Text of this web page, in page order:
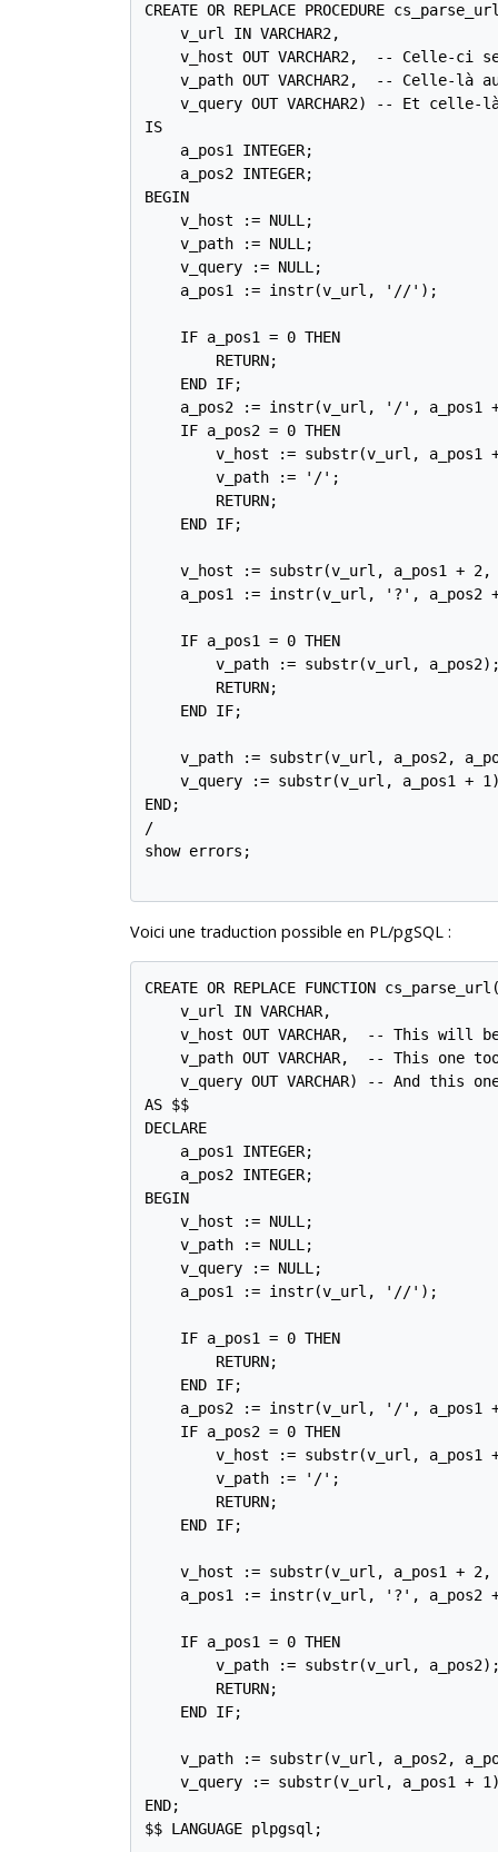
CREATE OR REPLACE PROCEDURE
    v_url IN VARCHAR2,
v_host OUT VARCHAR2,  -- Celle-ci
v_path OUT VARCHAR2,  -- Celle-là
v_query OUT VARCHAR2) -- Et celle-
IS
    a_pos1 INTEGER;
    a_pos2 INTEGER;
BEGIN
    v_host := NULL;
    v_path := NULL;
    v_query := NULL;
    a_pos1 := instr(v_url, '//');
    IF a_pos1 = 0 THEN
        RETURN;
    END IF;
a_pos2 := instr(v_url, '/', a_pos1
    IF a_pos2 = 0 THEN
v_host := substr(v_url, a_pos1
        v_path := '/';
        RETURN;
    END IF;
v_host := substr(v_url, a_pos1 +
a_pos1 := instr(v_url, '?', a_pos2
    IF a_pos1 = 0 THEN
v_path := substr(v_url,
        RETURN;
    END IF;
v_path := substr(v_url, a_pos2,
v_query := substr(v_url, a_pos1 +
END;
/
show errors;
Voici une traduction possible en PL/pgSQL:
CREATE OR REPLACE FUNCTION
    v_url IN VARCHAR,
v_host OUT VARCHAR,  -- This will
v_path OUT VARCHAR,  -- This one
v_query OUT VARCHAR) -- And this
AS $$
DECLARE
    a_pos1 INTEGER;
    a_pos2 INTEGER;
BEGIN
    v_host := NULL;
    v_path := NULL;
    v_query := NULL;
    a_pos1 := instr(v_url, '//');
    IF a_pos1 = 0 THEN
        RETURN;
    END IF;
a_pos2 := instr(v_url, '/', a_pos1
    IF a_pos2 = 0 THEN
v_host := substr(v_url, a_pos1
        v_path := '/';
        RETURN;
    END IF;
v_host := substr(v_url, a_pos1 +
a_pos1 := instr(v_url, '?', a_pos2
    IF a_pos1 = 0 THEN
v_path := substr(v_url,
        RETURN;
    END IF;
v_path := substr(v_url, a_pos2,
v_query := substr(v_url, a_pos1 +
END;
$$ LANGUAGE plpgsql;